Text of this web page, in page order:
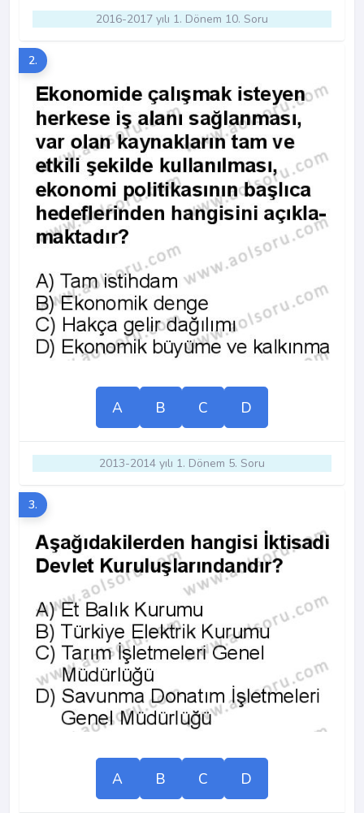
2016-2017 yılı 1. Dönem 10. Soru
2.
A B C D
2013-2014 yılı 1. Dönem 5. Soru
3.
A B C D